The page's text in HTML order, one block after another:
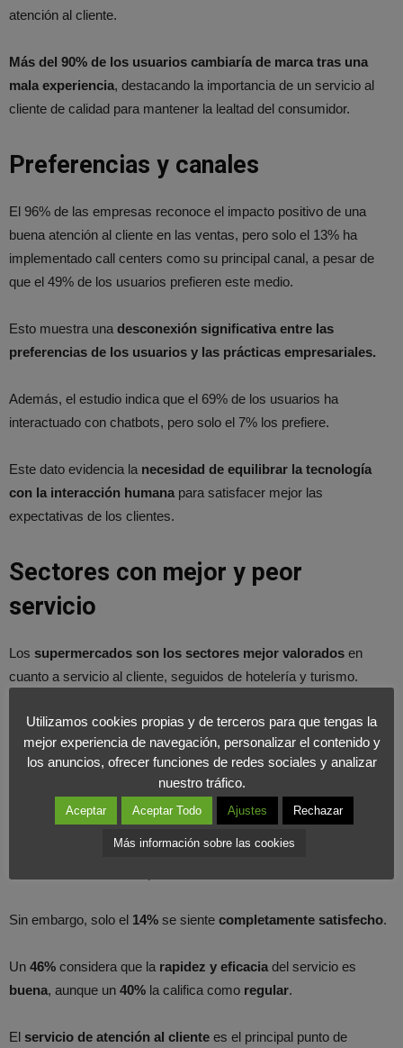
atención al cliente.
Más del 90% de los usuarios cambiaría de marca tras una
mala experiencia, destacando la importancia de un servicio al
cliente de calidad para mantener la lealtad del consumidor.
Preferencias y canales
El 96% de las empresas reconoce el impacto positivo de una
buena atención al cliente en las ventas, pero solo el 13% ha
implementado call centers como su principal canal, a pesar de
que el 49% de los usuarios prefieren este medio.
Esto muestra una desconexión significativa entre las
preferencias de los usuarios y las prácticas empresariales.
Además, el estudio indica que el 69% de los usuarios ha
interactuado con chatbots, pero solo el 7% los prefiere.
Este dato evidencia la necesidad de equilibrar la tecnología
con la interacción humana para satisfacer mejor las
expectativas de los clientes.
Sectores con mejor y peor
servicio
Los supermercados son los sectores mejor valorados en
cuanto a servicio al cliente, seguidos de hotelería y turismo.
Por otro lado, latelefonía móvil es la industria con peor
reputación, seguida de la banca y los servicios públicos.
Satisfacción del cliente
de los usuarios estánmedianamente satisfechos
Sin embargo, solo el 14% se siente completamente satisfecho.
Un 46% considera que la rapidez y eficacia del servicio es
buena, aunque un 40% la califica como regular.
El servicio de atención al cliente es el principal punto de
Utilizamos cookies propias y de terceros para que tengas la
mejor experiencia de navegación, personalizar el contenido y
los anuncios, ofrecer funciones de redes sociales y analizar
nuestro tráfico.
Aceptar Aceptar Todo Ajustes Rechazar
Más información sobre las cookies